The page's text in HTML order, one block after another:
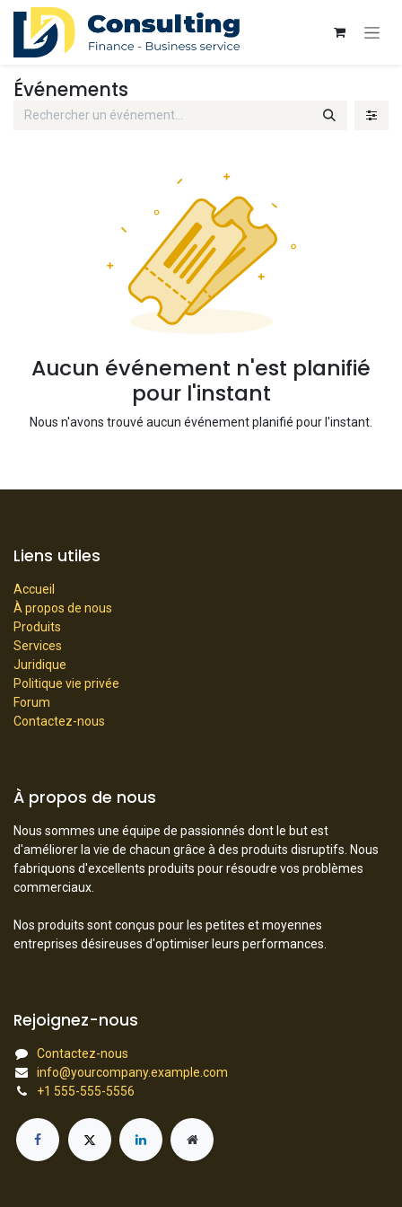
Se rendre au contenu
Événements
Aucun événement n'est planifié
pour l'instant
Nous n'avons trouvé aucun événement planifié pour l'instant.
Liens utiles
Accueil
À propos de nous
Produits
Services
Juridique
Politique vie privée
Forum
Contactez-nous
À propos de nous
Nous sommes une équipe de passionnés dont le but est
d'améliorer la vie de chacun grâce à des produits disruptifs. Nous
fabriquons d'excellents produits pour résoudre vos problèmes
commerciaux.
Nos produits sont conçus pour les petites et moyennes
entreprises désireuses d'optimiser leurs performances.
Rejoignez-nous
Contactez-nous
info@yourcompany.example.com
+1 555-555-5556